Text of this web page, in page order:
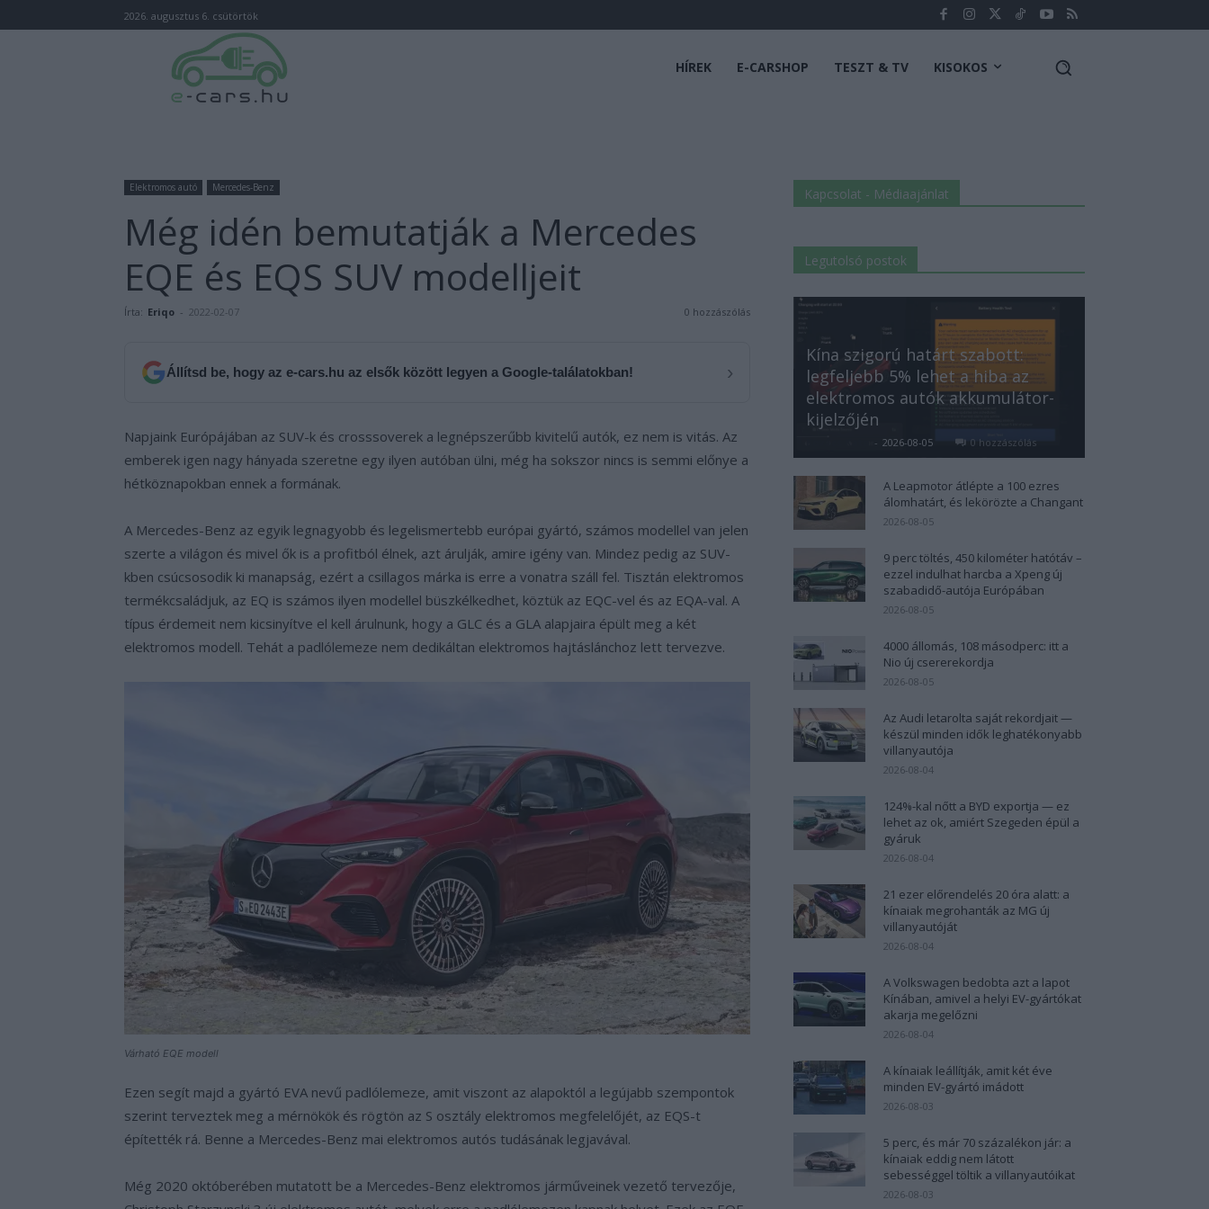
2026. augusztus 6. csütörtök
HÍREK E-CARSHOP TESZT & TV KISOKOS
Elektromos autó Mercedes-Benz
Még idén bemutatják a Mercedes
EQE és EQS SUV modelljeit
Írta: Eriqo - 2022-02-07 0 hozzászólás
Állítsd be, hogy az e-cars.hu az elsők között legyen a Google-találatokban! ›
Napjaink Európájában az SUV-k és crosssoverek a legnépszerűbb kivitelű autók, ez nem is vitás. Az
emberek igen nagy hányada szeretne egy ilyen autóban ülni, még ha sokszor nincs is semmi előnye a
hétköznapokban ennek a formának.
A Mercedes-Benz az egyik legnagyobb és legelismertebb európai gyártó, számos modellel van jelen
szerte a világon és mivel ők is a profitból élnek, azt árulják, amire igény van. Mindez pedig az SUV-
kben csúcsosodik ki manapság, ezért a csillagos márka is erre a vonatra száll fel. Tisztán elektromos
termékcsaládjuk, az EQ is számos ilyen modellel büszkélkedhet, köztük az EQC-vel és az EQA-val. A
típus érdemeit nem kicsinyítve el kell árulnunk, hogy a GLC és a GLA alapjaira épült meg a két
elektromos modell. Tehát a padlólemeze nem dedikáltan elektromos hajtáslánchoz lett tervezve.
Várható EQE modell
Ezen segít majd a gyártó EVA nevű padlólemeze, amit viszont az alapoktól a legújabb szempontok
szerint terveztek meg a mérnökök és rögtön az S osztály elektromos megfelelőjét, az EQS-t
építették rá. Benne a Mercedes-Benz mai elektromos autós tudásának legjavával.
Még 2020 októberében mutatott be a Mercedes-Benz elektromos járműveinek vezető tervezője,
Kapcsolat - Médiaajánlat
Legutolsó postok
Kína szigorú határt szabott:
legfeljebb 5% lehet a hiba az
elektromos autók akkumulátor-
kijelzőjén
- 2026-08-05 0 hozzászólás
A Leapmotor átlépte a 100 ezres
álomhatárt, és lekörözte a Changant
2026-08-05
9 perc töltés, 450 kilométer hatótáv –
ezzel indulhat harcba a Xpeng új
szabadidő-autója Európában
2026-08-05
4000 állomás, 108 másodperc: itt a
Nio új csererekordja
2026-08-05
Az Audi letarolta saját rekordjait —
készül minden idők leghatékonyabb
villanyautója
2026-08-04
124%-kal nőtt a BYD exportja — ez
lehet az ok, amiért Szegeden épül a
gyáruk
2026-08-04
21 ezer előrendelés 20 óra alatt: a
kínaiak megrohanták az MG új
villanyautóját
2026-08-04
A Volkswagen bedobta azt a lapot
Kínában, amivel a helyi EV-gyártókat
akarja megelőzni
2026-08-04
A kínaiak leállítják, amit két éve
minden EV-gyártó imádott
2026-08-03
5 perc, és már 70 százalékon jár: a
kínaiak eddig nem látott
sebességgel töltik a villanyautóikat
2026-08-03